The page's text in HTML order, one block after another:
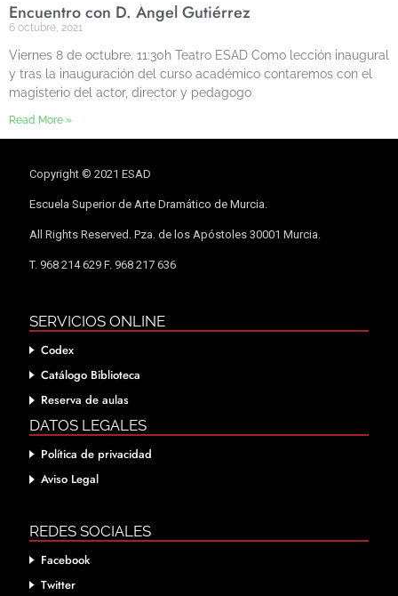
Encuentro con D. Ángel Gutiérrez
6 octubre, 2021
Viernes 8 de octubre. 11:30h Teatro ESAD Como lección inaugural
y tras la inauguración del curso académico contaremos con el
magisterio del actor, director y pedagogo
Read More »
Copyright © 2021 ESAD
Escuela Superior de Arte Dramático de Murcia.
All Rights Reserved. Pza. de los Apóstoles 30001 Murcia.
T. 968 214 629 F. 968 217 636
SERVICIOS ONLINE
Codex
Catálogo Biblioteca
Reserva de aulas
DATOS LEGALES
Política de privacidad
Aviso Legal
REDES SOCIALES
Facebook
Twitter